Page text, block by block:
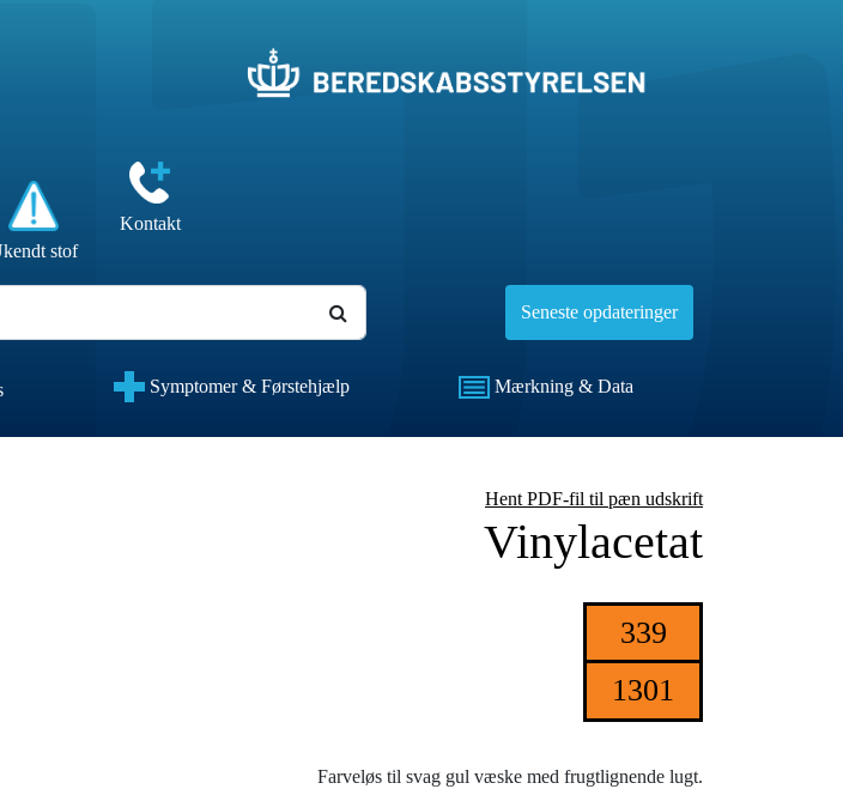
stof
Kontakt
Seneste opdateringer
Symptomer & Førstehjælp Mærkning & Data
Hent PDF-fil til pæn udskrift
Vinylacetat
339
1301
Farveløs til svag gul væske med frugtlignende lugt.